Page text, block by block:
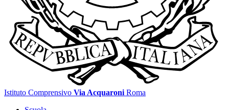
Istituto Comprensivo Via Acquaroni Roma